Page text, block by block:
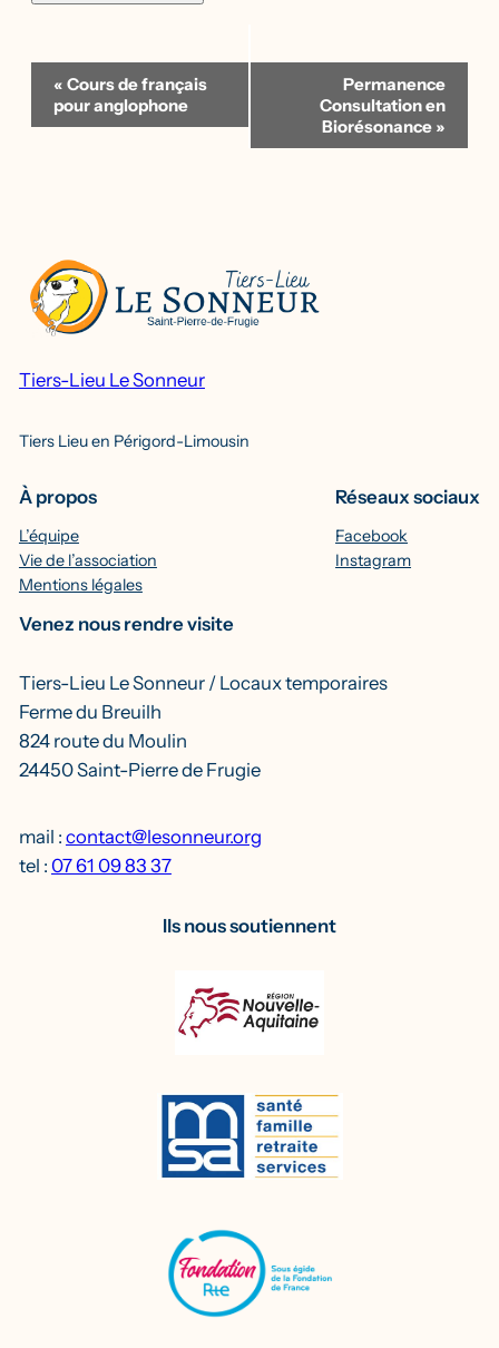
Navigation
Évènement
« Cours de français
pour anglophone
Permanence
Consultation en
Biorésonance »
Tiers-Lieu Le Sonneur
Tiers Lieu en Périgord-Limousin
À propos
L’équipe
Vie de l’association
Mentions légales
Réseaux sociaux
Facebook
Instagram
Venez nous rendre visite
Tiers-Lieu Le Sonneur / Locaux temporaires
Ferme du Breuilh
824 route du Moulin
24450 Saint-Pierre de Frugie
mail : contact@lesonneur.org
tel : 07 61 09 83 37
Ils nous soutiennent